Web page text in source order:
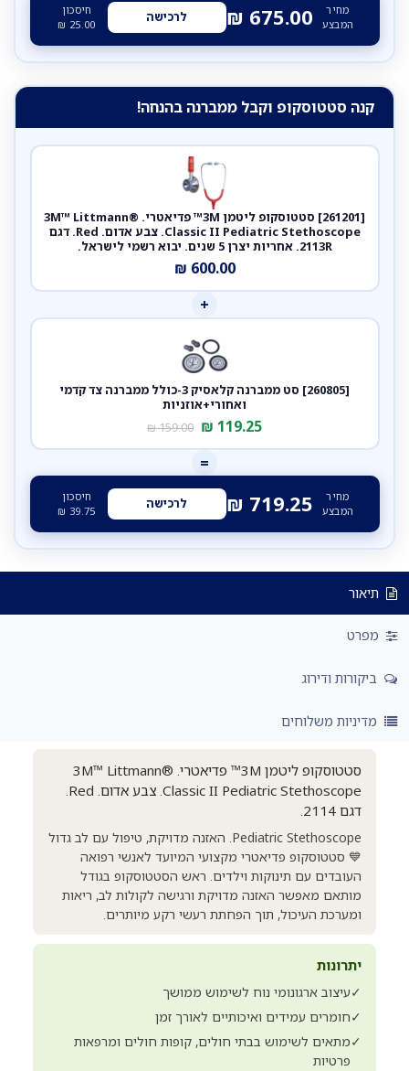
מחיר
המבצע
675.00
₪ לרכישה
חיסכון
25.00
₪
קנה סטטוסקופ וקבל ממברנה בהנחה!
[261201] סטטוסקופ ליטמן 3M™ פדיאטרי. 3M™ Littmann®
Classic II Pediatric Stethoscope. צבע אדום. Red. דגם
2113R. אחריות יצרן 5 שנים. יבוא רשמי לישראל.
600.00
₪
+
[260805] סט ממברנה קלאסיק 3-כולל ממברנה צד קדמי
ואחורי+אוזניות
119.25
₪
159.00
₪
=
מחיר
המבצע
719.25
₪ לרכישה
חיסכון
39.75
₪
תיאור
מפרט
ביקורות ודירוג
מדיניות משלוחים
סטטוסקופ ליטמן 3M™ פדיאטרי. 3M™ Littmann®
Classic II Pediatric Stethoscope. צבע אדום. Red.
דגם 2114.
Pediatric Stethoscope. האזנה מדויקת, טיפול עם לב גדול
💙 סטטוסקופ פדיאטרי מקצועי המיועד לאנשי רפואה
העובדים עם תינוקות וילדים. ראש הסטטוסקופ בגודל
מותאם מאפשר האזנה מדויקת ורגישה לקולות לב, ריאות
ומערכת העיכול, תוך הפחתת רעשי רקע מיותרים.
יתרונות
✓עיצוב ארגונומי נוח לשימוש ממושך
✓חומרים עמידים ואיכותיים לאורך זמן
✓מתאים לשימוש בבתי חולים, קופות חולים ומרפאות
פרטיות